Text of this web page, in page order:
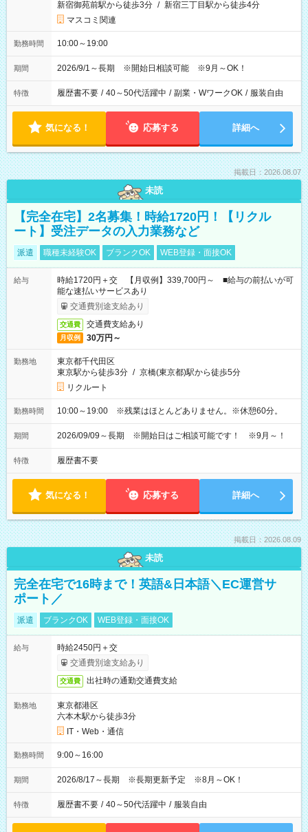
新宿御苑前駅から徒歩3分 / 新宿三丁目駅から徒歩4分
マスコミ関連
勤務時間 10:00～19:00
期間 2026/9/1～長期 ※開始日相談可能 ※9月～OK！
特徴 履歴書不要 / 40～50代活躍中 / 副業・WワークOK / 服装自由
気になる！ 応募する 詳細へ
掲載日：2026.08.07
未読
【完全在宅】2名募集！時給1720円！【リクル
ート】受注データの入力業務など
派遣 職種未経験OK ブランクOK WEB登録・面接OK
給与
時給1720円＋交 【月収例】339,700円～ ■給与の前払いが可
能な速払いサービスあり
交通費別途支給あり
交通費 交通費支給あり
月収例 30万円～
勤務地
東京都千代田区
東京駅から徒歩3分 / 京橋(東京都)駅から徒歩5分
リクルート
勤務時間 10:00～19:00 ※残業はほとんどありません。※休憩60分。
期間 2026/09/09～長期 ※開始日はご相談可能です！ ※9月～！
特徴 履歴書不要
気になる！ 応募する 詳細へ
掲載日：2026.08.09
未読
完全在宅で16時まで！英語&日本語＼EC運営サ
ポート／
派遣 ブランクOK WEB登録・面接OK
給与
時給2450円＋交
交通費別途支給あり
交通費 出社時の通勤交通費支給
勤務地
東京都港区
六本木駅から徒歩3分
IT・Web・通信
勤務時間 9:00～16:00
期間 2026/8/17～長期 ※長期更新予定 ※8月～OK！
特徴 履歴書不要 / 40～50代活躍中 / 服装自由